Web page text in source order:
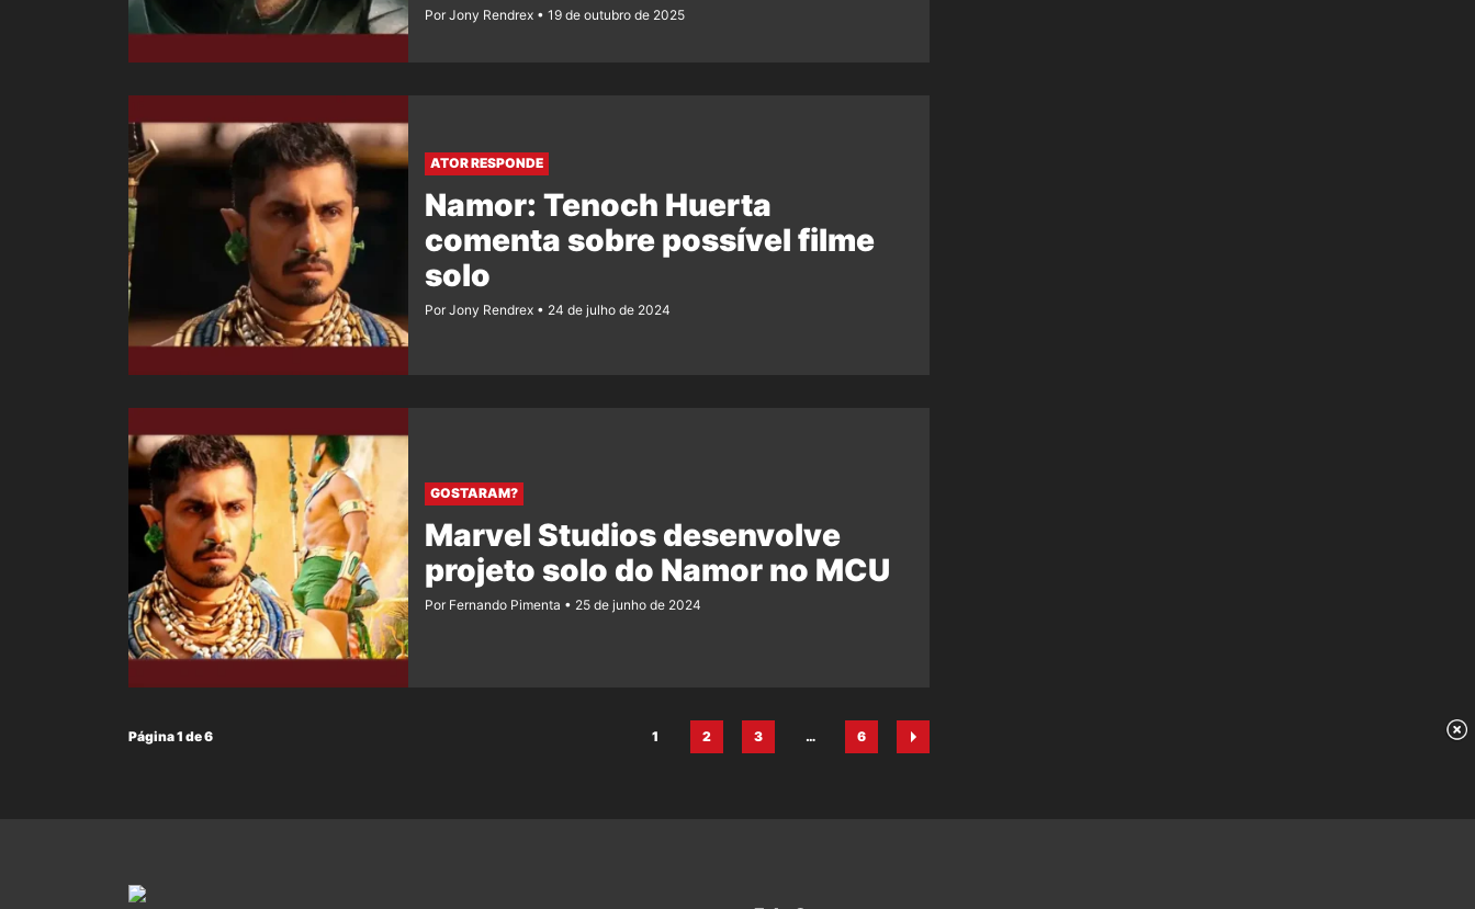
Por Jony Rendrex 19 de outubro de 2025
ATOR RESPONDE
Namor: Tenoch Huerta
comenta sobre possível filme
solo
Por Jony Rendrex 24 de julho de 2024
GOSTARAM?
Marvel Studios desenvolve
projeto solo do Namor no MCU
Por Fernando Pimenta 25 de junho de 2024
Página 1 de 6
Página
1
Página
2
Página
3
…
Página
6